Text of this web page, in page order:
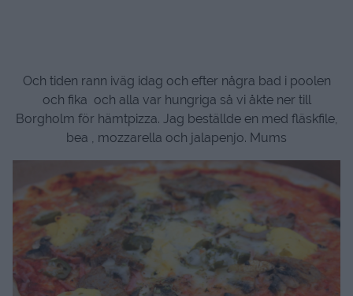
Och tiden rann iväg idag och efter några bad i poolen
och fika och alla var hungriga så vi åkte ner till
Borgholm för hämtpizza. Jag beställde en med fläskfile,
bea , mozzarella och jalapenjo. Mums